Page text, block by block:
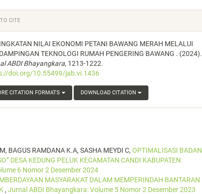
CITE
NILAI EKONOMI PETANI BAWANG MERAH MELALUI
TEKNOLOGI RUMAH PENGERING BAWANG . (2024).
ABDI Bhayangkara, 1213-1222.
doi.org/10.55499/jab.vi.1436
CITATION FORMATS DOWNLOAD CITATION
BAGUS RAMDANA K.A, SASHA MEYDI C, OPTIMALISASI BADAN
DESA KEDUNG PELUK KECAMATAN CANDI KABUPATEN
6 Nomor 2 Desember 2024
MASYARAKAT DALAM MEMPERINDAH BANTARAN
, Jurnal ABDI Bhayangkara: Volume 5 Nomor 2 Desember 2023